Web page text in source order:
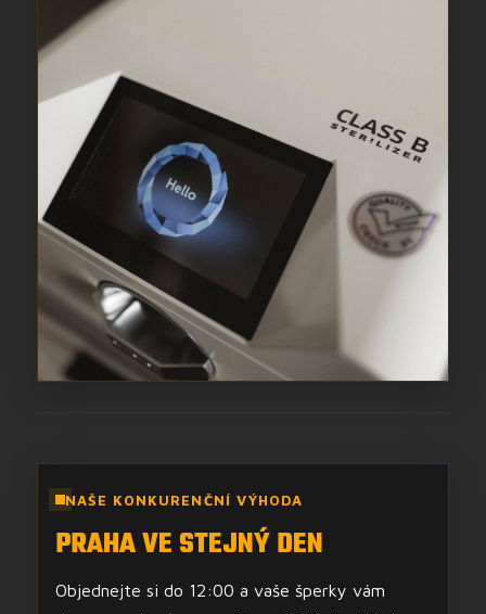
NAŠE KONKURENČNÍ VÝHODA
PRAHA VE STEJNÝ DEN
Objednejte si do 12:00 a vaše šperky vám